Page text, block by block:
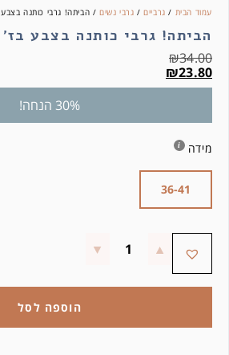
עמוד הבית / גרביים/ גרבי נשים / הביתה! גרבי כותנה
הביתה! גרבי כותנה בצבע בז'
₪34.00
₪23.80
30% הנחה!
מידה
36-41
הוספה לסל